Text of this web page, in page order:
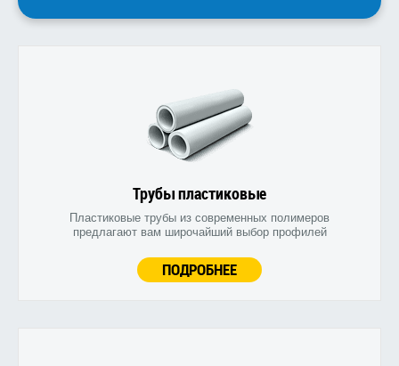
Трубы пластиковые
Пластиковые трубы из современных полимеров
предлагают вам широчайший выбор профилей
ПОДРОБНЕЕ